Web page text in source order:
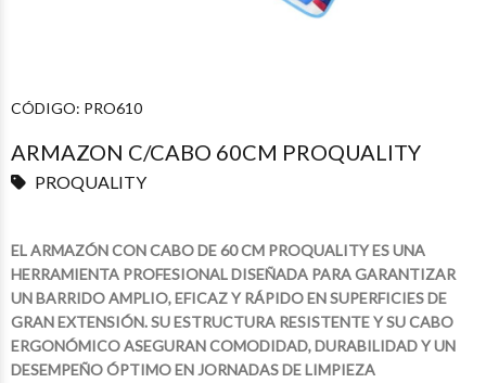
CÓDIGO: PRO610
ARMAZON C/CABO 60CM PROQUALITY
PROQUALITY
EL ARMAZÓN CON CABO DE 60 CM PROQUALITY ES UNA
HERRAMIENTA PROFESIONAL DISEÑADA PARA GARANTIZAR
UN BARRIDO AMPLIO, EFICAZ Y RÁPIDO EN SUPERFICIES DE
GRAN EXTENSIÓN. SU ESTRUCTURA RESISTENTE Y SU CABO
ERGONÓMICO ASEGURAN COMODIDAD, DURABILIDAD Y UN
DESEMPEÑO ÓPTIMO EN JORNADAS DE LIMPIEZA